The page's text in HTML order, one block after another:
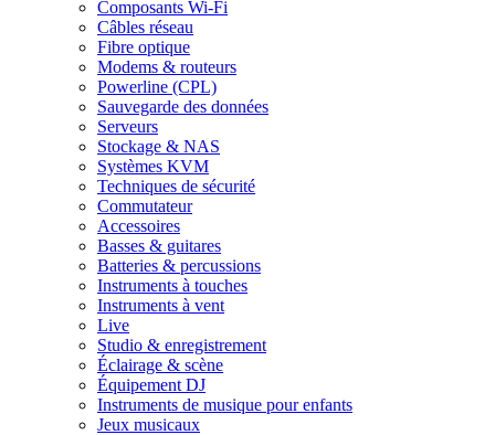
Composants Wi-Fi
Câbles réseau
Fibre optique
Modems & routeurs
Powerline (CPL)
Sauvegarde des données
Serveurs
Stockage & NAS
Systèmes KVM
Techniques de sécurité
Commutateur
Accessoires
Basses & guitares
Batteries & percussions
Instruments à touches
Instruments à vent
Live
Studio & enregistrement
Éclairage & scène
Équipement DJ
Instruments de musique pour enfants
Jeux musicaux